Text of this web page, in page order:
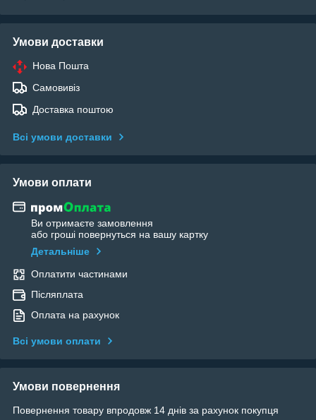
Умови доставки
Нова Пошта
Самовивіз
Доставка поштою
Всі умови доставки
Умови оплати
Ви отримаєте замовлення
або гроші повернуться на вашу картку
Детальніше
Оплатити частинами
Післяплата
Оплата на рахунок
Всі умови оплати
Умови повернення
Повернення товару впродовж 14 днів за рахунок покупця